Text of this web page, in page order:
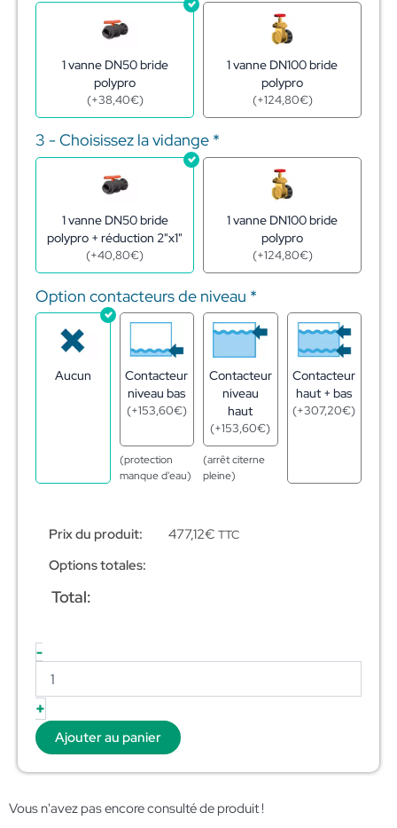
1 vanne DN50 bride
polypro
(+38,40€)
1 vanne DN100 bride
polypro
(+124,80€)
3 - Choisissez la vidange *
1 vanne DN50 bride
polypro + réduction 2"x1"
(+40,80€)
1 vanne DN100 bride
polypro
(+124,80€)
Option contacteurs de niveau *
Aucun
Contacteur
niveau bas
(+153,60€)
(protection
manque d'eau)
Contacteur
niveau
haut
(+153,60€)
(arrêt citerne
pleine)
Contacteur
haut + bas
(+307,20€)
Prix du produit: 477,12€ TTC
Options totales:
Total:
-
+
Ajouter au panier
Vous n'avez pas encore consulté de produit !